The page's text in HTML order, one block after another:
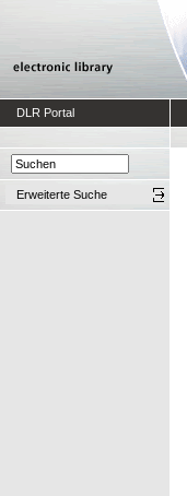
DLR Portal
Erweiterte Suche